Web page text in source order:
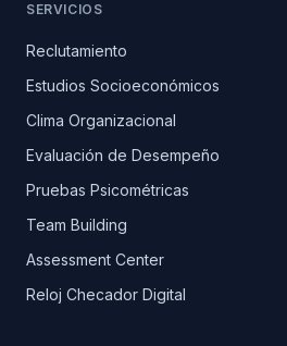
SERVICIOS
Reclutamiento
Estudios Socioeconómicos
Clima Organizacional
Evaluación de Desempeño
Pruebas Psicométricas
Team Building
Assessment Center
Reloj Checador Digital